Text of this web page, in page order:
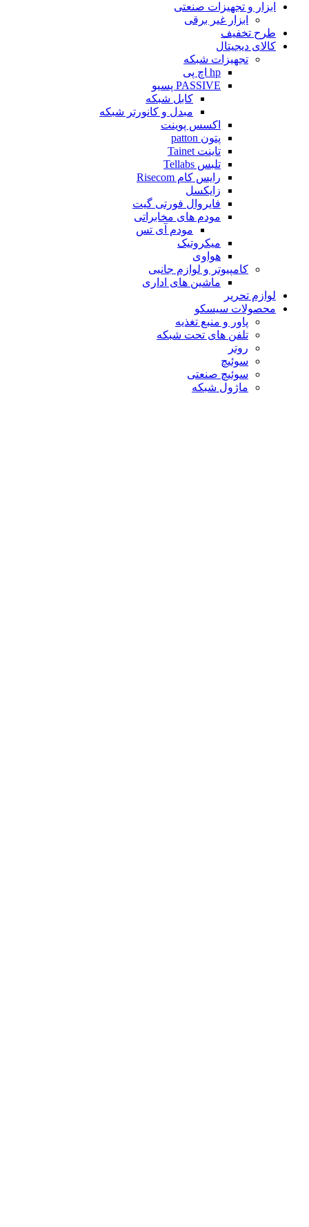
ابزار و تجهیزات صنعتی
ابزار غیر برقی
طرح تخفیف
کالای دیجیتال
تجهیزات شبکه
hp اچ پی
PASSIVE پسیو
کابل شبکه
مبدل و کانورتر شبکه
اکسس پوینت
پتون patton
تاینت Tainet
تلبس Tellabs
رایس کام Risecom
زایکسل
فایروال فورتی گیت
مودم های مخابراتی
مودم آی تس
میکروتیک
هواوی
کامپیوتر و لوازم جانبی
ماشین های اداری
لوازم تحریر
محصولات سیسکو
پاور و منبع تغذیه
تلفن های تحت شبکه
روتر
سوئیچ
سوئیچ صنعتی
ماژول شبکه